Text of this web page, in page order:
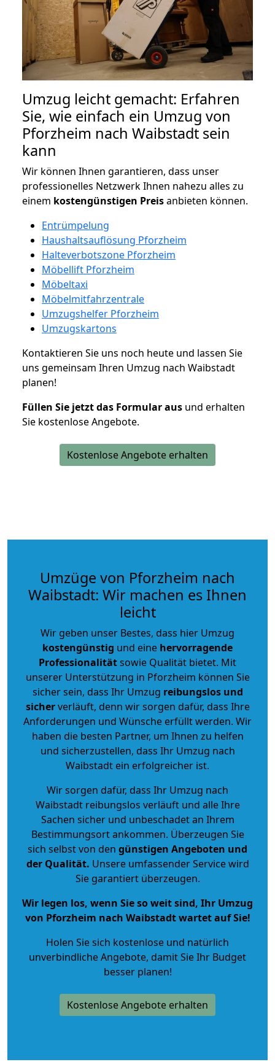
Umzug leicht gemacht: Erfahren
Sie, wie einfach ein Umzug von
Pforzheim nach Waibstadt sein
kann
Wir können Ihnen garantieren, dass unser
professionelles Netzwerk Ihnen nahezu alles zu
einem kostengünstigen Preisanbieten können.
Entrümpelung
Haushaltsauflösung Pforzheim
Halteverbotszone Pforzheim
Möbellift Pforzheim
Möbeltaxi
Möbelmitfahrzentrale
Umzugshelfer Pforzheim
Umzugskartons
Kontaktieren Sie uns noch heute und lassen Sie
uns gemeinsam Ihren Umzug nach Waibstadt
planen!
Füllen Sie jetzt das Formular aus und erhalten
Sie kostenlose Angebote.
Kostenlose Angebote erhalten
Umzüge von Pforzheim nach
Waibstadt: Wir machen es Ihnen
leicht
Wir geben unser Bestes, dass hier Umzug
kostengünstig und eine hervorragende
Professionalitätsowie Qualität bietet. Mit
unserer Unterstützung in Pforzheim können Sie
sicher sein, dass Ihr Umzug reibungslos und
sicherverläuft, denn wir sorgen dafür, dass Ihre
Anforderungen und Wünsche erfüllt werden. Wir
haben die besten Partner, um Ihnen zu helfen
und sicherzustellen, dass Ihr Umzug nach
Waibstadt ein erfolgreicher ist.
Wir sorgen dafür, dass Ihr Umzug nach
Waibstadt reibungslos verläuft und alle Ihre
Sachen sicher und unbeschadet an Ihrem
Bestimmungsort ankommen. Überzeugen Sie
sich selbst von den günstigen Angeboten und
der Qualität. Unsere umfassender Service wird
Sie garantiert überzeugen.
Wir legen los, wenn Sie so weit sind, Ihr Umzug
von Pforzheim nach Waibstadt wartet auf Sie!
Holen Sie sich kostenlose und natürlich
unverbindliche Angebote, damit Sie Ihr Budget
besser planen!
Kostenlose Angebote erhalten